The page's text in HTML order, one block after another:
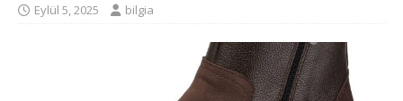
Eylül 5, 2025 bilgia